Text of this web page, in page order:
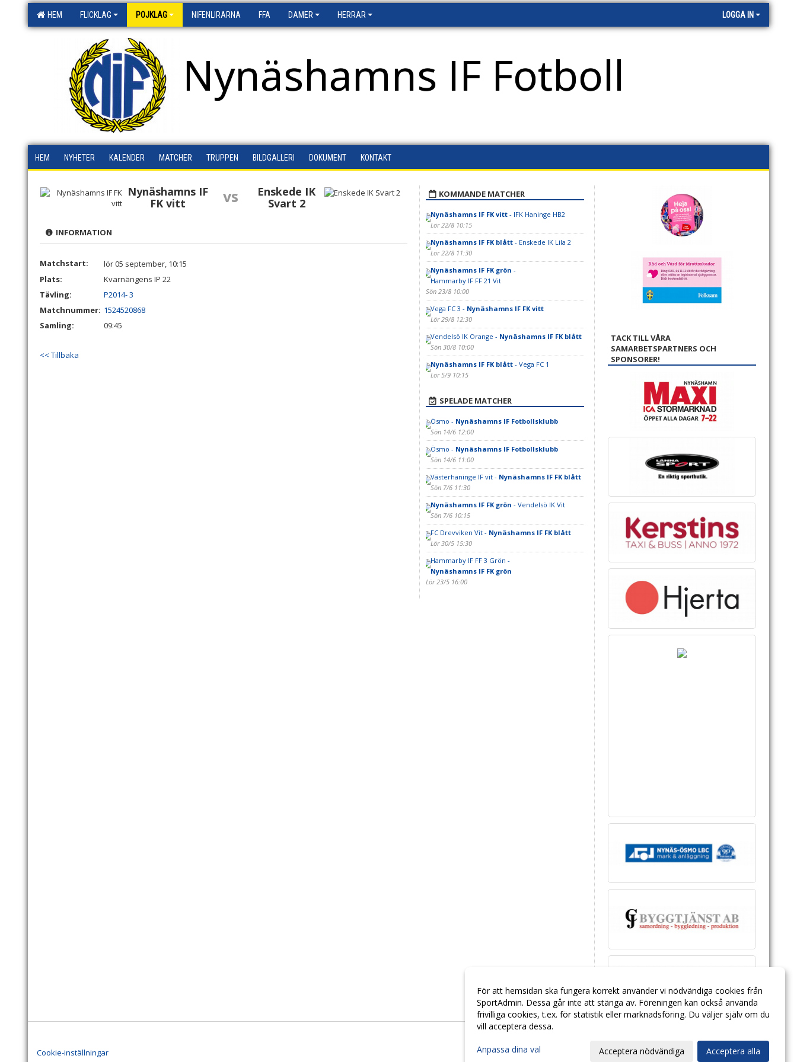
HEM FLICKLAG POJKLAG NIFENLIRARNA FFA DAMER HERRAR LOGGA IN
Nynäshamns IF Fotboll
HEM NYHETER KALENDER MATCHER TRUPPEN BILDGALLERI DOKUMENT KONTAKT
Nynäshamns IF
FK vitt
vs
Enskede IK
Svart 2
INFORMATION
Matchstart:
lör 05 september, 10:15
Plats:
Kvarnängens IP 22
Tävling:
P2014- 3
Matchnummer: 1524520868
Samling:
09:45
<< Tillbaka
KOMMANDE MATCHER
Nynäshamns IF FK vitt- IFK Haninge HB2
Lör 22/8 10:15
Nynäshamns IF FK blått- Enskede IK Lila 2
Lör 22/8 11:30
Nynäshamns IF FK grön -
Hammarby IF FF 21 Vit
Sön 23/8 10:00
Vega FC 3 - Nynäshamns IF FK vitt
Lör 29/8 12:30
Vendelsö IK Orange - Nynäshamns IF FK blått
Sön 30/8 10:00
Nynäshamns IF FK blått- Vega FC 1
Lör 5/9 10:15
SPELADE MATCHER
Ösmo - Nynäshamns IF Fotbollsklubb
Sön 14/6 12:00
Ösmo - Nynäshamns IF Fotbollsklubb
Sön 14/6 11:00
Västerhaninge IF vit - Nynäshamns IF FK blått
Sön 7/6 11:30
Nynäshamns IF FK grön - Vendelsö IK Vit
Sön 7/6 10:15
FC Drevviken Vit - Nynäshamns IF FK blått
Lör 30/5 15:30
Hammarby IF FF 3 Grön -
Nynäshamns IF FK grön
Lör 23/5 16:00
TACK TILL VÅRA
SAMARBETSPARTNERS OCH
SPONSORER!
Cookie-inställningar
För att hemsidan ska fungera korrekt använder vi nödvändiga cookies från
SportAdmin. Dessa går inte att stänga av. Föreningen kan också använda
frivilliga cookies, t.ex. för statistik eller marknadsföring. Du väljer själv om du
vill acceptera dessa.
Anpassa dina val Acceptera nödvändiga Acceptera alla